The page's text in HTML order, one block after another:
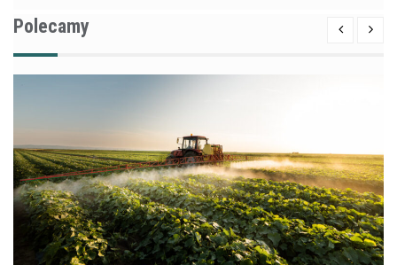
Polecamy